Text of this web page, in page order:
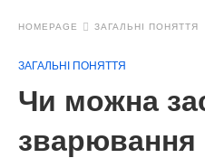
HOMEPAGE ЗАГАЛЬНІ ПОНЯТТЯ
ЗАГАЛЬНІ ПОНЯТТЯ
Чи можна
зварювання